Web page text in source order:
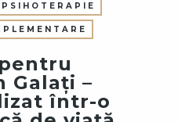
Galați –
într-o